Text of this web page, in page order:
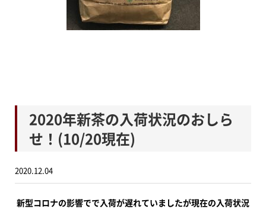
2020年新茶の入荷状況のおしら
せ！(10/20現在)
2020.12.04
新型コロナの影響でで入荷が遅れていましたが現在の入荷状況